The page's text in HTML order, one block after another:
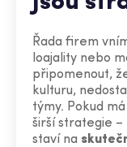
Řada firem
loajality nebo
připomenout,
kulturu,
týmy. Pokud
širší strategie
staví na